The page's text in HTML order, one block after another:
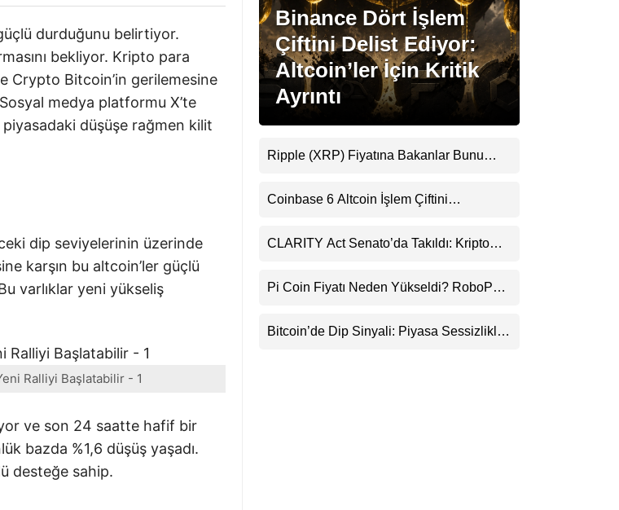
Facebook
Instagram
LinkedIn
Telegram
durduğunu belirtiyor.
bekliyor. Kripto para
Crypto Bitcoin’in gerilemesine
medya platformu X’te
düşüşe rağmen kilit
dip seviyelerinin üzerinde
karşın bu altcoin’ler güçlü
varlıklar yeni yükseliş
Ralliyi Başlatabilir - 1
ve son 24 saatte hafif bir
bazda %1,6 düşüş yaşadı.
desteğe sahip.
Binance Dört İşlem
Çiftini Delist Ediyor:
Altcoin’ler İçin Kritik
Ayrıntı
Ripple (XRP) Fiyatına Bakanlar Bunu
Uyarı
Coinbase 6 Altcoin İşlem Çiftini
CLARITY Act Senato’da Takıldı: Kripto
Pi Coin Fiyatı Neden Yükseldi? RoboPay
Destekledi
Bitcoin’de Dip Sinyali: Piyasa Sessizlikle